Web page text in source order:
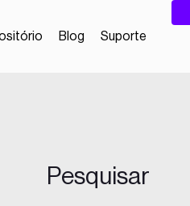
Blog Suporte
Pesquisar